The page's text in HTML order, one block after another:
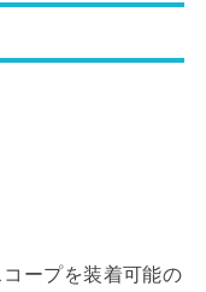
ープを装着可能の